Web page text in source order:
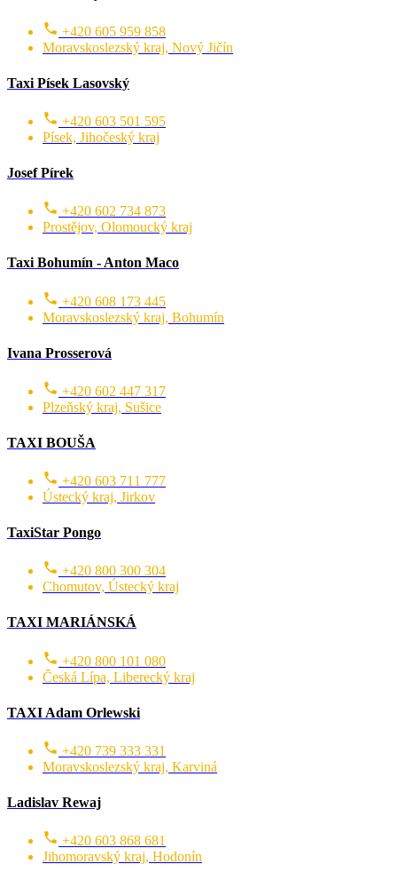
+420 605 959 858
Moravskoslezský kraj, Nový Jičín
Taxi Písek Lasovský
+420 603 501 595
Písek, Jihočeský kraj
Josef Pírek
+420 602 734 873
Prostějov, Olomoucký kraj
Taxi Bohumín - Anton Maco
+420 608 173 445
Moravskoslezský kraj, Bohumín
Ivana Prosserová
+420 602 447 317
Plzeňský kraj, Sušice
TAXI BOUŠA
+420 603 711 777
Ústecký kraj, Jirkov
TaxiStar Pongo
+420 800 300 304
Chomutov, Ústecký kraj
TAXI MARIÁNSKÁ
+420 800 101 080
Česká Lípa, Liberecký kraj
TAXI Adam Orlewski
+420 739 333 331
Moravskoslezský kraj, Karviná
Ladislav Rewaj
+420 603 868 681
Jihomoravský kraj, Hodonín